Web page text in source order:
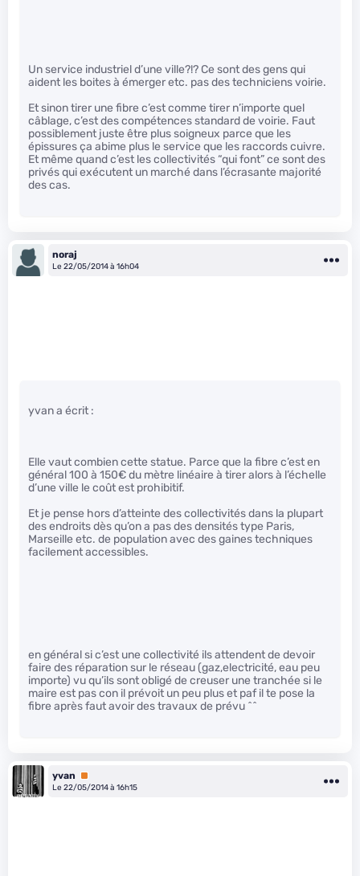
Un service industriel d’une ville?!? Ce sont des gens qui
aident les boites à émerger etc. pas des techniciens voirie.
Et sinon tirer une fibre c’est comme tirer n’importe quel
câblage, c’est des compétences standard de voirie. Faut
possiblement juste être plus soigneux parce que les
épissures ça abime plus le service que les raccords cuivre.
Et même quand c’est les collectivités “qui font” ce sont des
privés qui exécutent un marché dans l’écrasante majorité
des cas.
noraj
Le 22/05/2014 à 16h04
yvan a écrit :
Elle vaut combien cette statue. Parce que la fibre c’est en
général 100 à 150€ du mètre linéaire à tirer alors à l’échelle
d’une ville le coût est prohibitif.
Et je pense hors d’atteinte des collectivités dans la plupart
des endroits dès qu’on a pas des densités type Paris,
Marseille etc. de population avec des gaines techniques
facilement accessibles.
en général si c’est une collectivité ils attendent de devoir
faire des réparation sur le réseau (gaz,electricité, eau peu
importe) vu qu’ils sont obligé de creuser une tranchée si le
maire est pas con il prévoit un peu plus et paf il te pose la
fibre après faut avoir des travaux de prévu ^^
yvan
Premium
Le 22/05/2014 à 16h15